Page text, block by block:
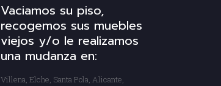
Vaciamos su piso,
recogemos sus muebles
viejos y/o le realizamos
una mudanza en:
Villena, Elche, Santa Pola, Alicante,